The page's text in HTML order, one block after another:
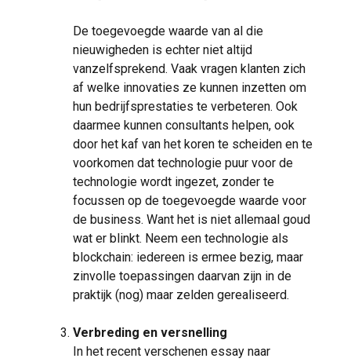
De toegevoegde waarde van al die
nieuwigheden is echter niet altijd
vanzelfsprekend. Vaak vragen klanten zich
af welke innovaties ze kunnen inzetten om
hun bedrijfsprestaties te verbeteren. Ook
daarmee kunnen consultants helpen, ook
door het kaf van het koren te scheiden en te
voorkomen dat technologie puur voor de
technologie wordt ingezet, zonder te
focussen op de toegevoegde waarde voor
de business. Want het is niet allemaal goud
wat er blinkt. Neem een technologie als
blockchain: iedereen is ermee bezig, maar
zinvolle toepassingen daarvan zijn in de
praktijk (nog) maar zelden gerealiseerd.
Verbreding en versnelling
In het recent verschenen essay naar